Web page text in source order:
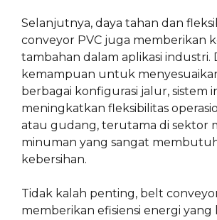
Selanjutnya, daya tahan dan
conveyor PVC juga memberikan
tambahan dalam aplikasi industri.
kemampuan untuk
berbagai konfigurasi jalur, sistem
meningkatkan fleksibilitas
atau gudang, terutama di sektor
minuman yang sangat
kebersihan.
Tidak kalah penting, belt
memberikan efisiensi energi yang